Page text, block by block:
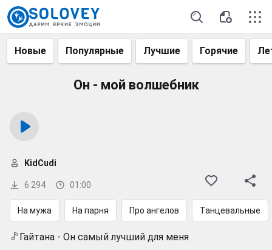
Новые Популярные Лучшие Горячие
Он - мой волшебник
6 294 01:00
KidCudi
На мужа На парня Про ангелов Танцевальные
Гайтана - Он самый лучший для меня